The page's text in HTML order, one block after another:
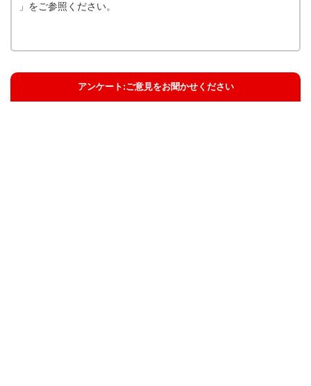
」をご参照ください。
アンケート:ご意見をお聞かせください